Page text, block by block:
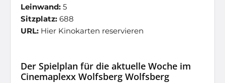
Leinwand: 5
Sitzplatz: 688
URL: Hier Kinokarten reservieren
Der Spielplan für die aktuelle Woche im
Cinemaplexx Wolfsberg Wolfsberg